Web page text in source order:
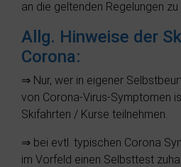
an die geltenden Regelungen zu
Allg. Hinweise der
Corona:
⇒ Nur, wer in eigener
von Corona-Virus-Symptomen
Skifahrten / Kurse teilnehmen.
⇒ bei evtl. typischen Corona
im Vorfeld einen Selbsttest